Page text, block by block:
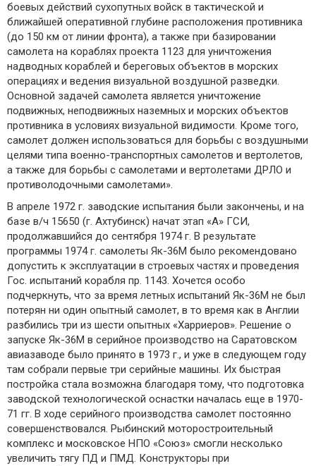
боевых действий сухопутных войск в тактической и
ближайшей оперативной глубине расположения противника
(до 150 км от линии фронта), а также при базировании
самолета на кораблях проекта 1123 для уничтожения
надводных кораблей и береговых объектов в морских
операциях и ведения визуальной воздушной разведки.
Основной задачей самолета является уничтожение
подвижных, неподвижных наземных и морских объектов
противника в условиях визуальной видимости. Кроме того,
самолет должен использоваться для борьбы с воздушными
целями типа военно-транспортных самолетов и вертолетов,
а также для борьбы с самолетами и вертолетами ДРЛО и
противолодочными самолетами».
В апреле 1972 г. заводские испытания были закончены, и на
базе в/ч 15650 (г. Ахтубинск) начат этап «А» ГСИ,
продолжавшийся до сентября 1974 г. В результате
программы 1974 г. самолеты Як-36М было рекомендовано
допустить к эксплуатации в строевых частях и проведения
Гос. испытаний корабля пр. 1143. Хочется особо
подчеркнуть, что за время летных испытаний Як-36М не был
потерян ни один опытный самолет, в то время как в Англии
разбились три из шести опытных «Харриеров». Решение о
запуске Як-36М в серийное производство на Саратовском
авиазаводе было принято в 1973 г., и уже в следующем году
там собрали первые три серийные машины. Их быстрая
постройка стала возможна благодаря тому, что подготовка
заводской технологической оснастки началась еще в 1970-
71 гг. В ходе серийного производства самолет постоянно
совершенствовался. Рыбинский моторостроительный
комплекс и московское HПО «Союз» смогли несколько
увеличить тягу ПД и ПМД. Конструкторы при